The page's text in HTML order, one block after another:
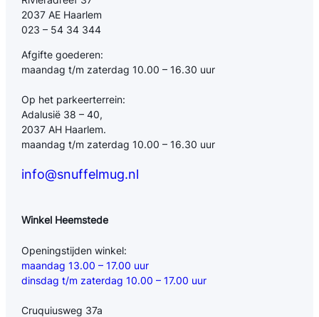
2037 AE Haarlem
023 – 54 34 344
Afgifte goederen:
maandag t/m zaterdag 10.00 – 16.30 uur
Op het parkeerterrein:
Adalusië 38 – 40,
2037 AH Haarlem.
maandag t/m zaterdag 10.00 – 16.30 uur
info@snuffelmug.nl
Winkel Heemstede
Openingstijden winkel:
maandag 13.00 – 17.00 uur
dinsdag t/m zaterdag 10.00 – 17.00 uur
Cruquiusweg 37a